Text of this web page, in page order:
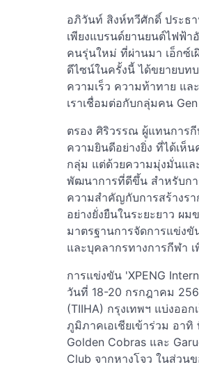
อภิวันท์ สิงห์ทวีศักดิ์ ประธา
เพียงแบรนด์ยานยนต์ไฟฟ้า
คนรุ่นใหม่ ที่ผ่านมา เอ็กซ์
ดีไซน์ในครั้งนี้ ได้ขยายบท
ความเร็ว ความท้าทาย แ
เราเชื่อมต่อกับกลุ่มคน
ตรอง ศิริวรรณ ผู้แทนการ
ความยินดีอย่างยิ่ง ที่ได้เห็
กลุ่ม แต่ด้วยความมุ่งมั่นแล
พัฒนาการที่ดีขึ้น สำหรับกา
ความสำคัญกับการสร้างร
อย่างยั่งยืนในระยะยาว ผ
มาตรฐานการจัดการแข่ง
และบุคลากรทางการกีฬา
การแข่งขัน 'XPENG
วันที่ 18-20 กรกฎาคม
(TIIHA) กรุงเทพฯ แบ่งออ
ภูมิภาคเอเชียเข้าร่วม อา
Golden Cobras และ
Club จากหางโจว ในส่วน